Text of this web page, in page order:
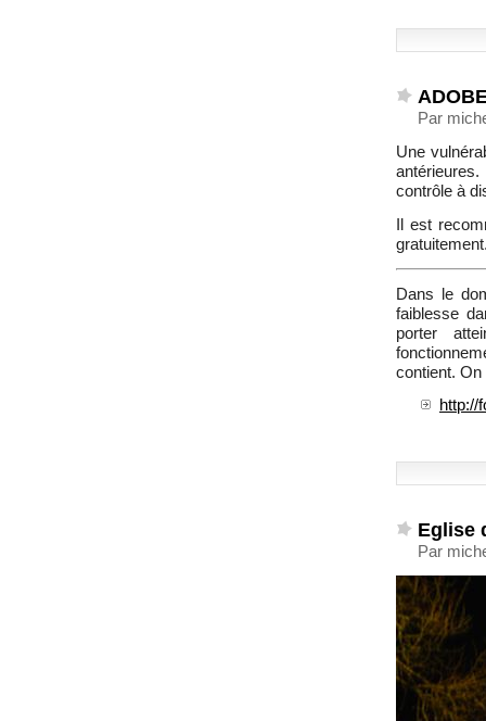
Par
Une
contrôle à
Il est
Dans le
faiblesse
porter
contient. On
http://
Eglise
Par